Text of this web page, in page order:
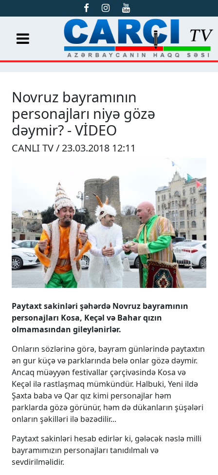
Novruz bayramının
personajları niyə gözə
dəymir? - VİDEO
CANLI TV / 23.03.2018 12:11
Paytaxt sakinləri şəhərdə Novruz bayramının
personajları Kosa, Keçəl və Bahar qızın
olmamasından gileylənirlər.
Onların sözlərinə görə, bayram günlərində paytaxtın
ən gur küçə və parklarında belə onlar gözə dəymir.
Ancaq müəyyən festivallar çərçivəsində Kosa və
Keçəl ilə rastlaşmaq mümkündür. Halbuki, Yeni ildə
Şaxta baba və Qar qız kimi personajlar həm
parklarda gözə görünür, həm də dükanların şüşələri
onların şəkilləri ilə bəzədilir...
Paytaxt sakinləri hesab edirlər ki, gələcək nəslə milli
bayramımızın personajları tanıdılmalı və
sevdirilməlidir.